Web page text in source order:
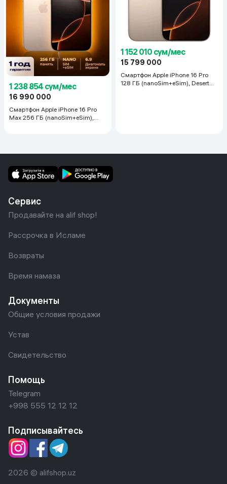
1 238 854 сум/мес
16 990 000
Смартфон Apple iPhone 16 Pro
Max 256 ГБ (nanoSim+eSim),
1 152 010 сум/мес
15 799 000
Смартфон Apple iPhone 16 Pro
128 ГБ (nanoSim+eSim), Desert
Сервис
Продавайте на alif shop!
Рассрочка в Исламе
Возвраты
Время намаза
Документы
Общие условия продажи
Устав
Свидетельство
Помощь
Telegram
+998 555 12 12 12
Подписывайтесь
2026 © alifshop.uz